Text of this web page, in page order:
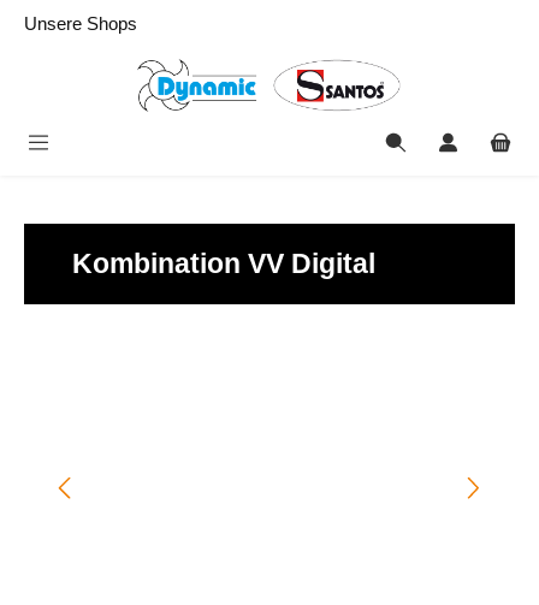
springen
Unsere Shops
Kombination VV Digital